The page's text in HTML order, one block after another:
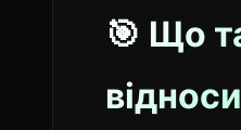
🎯 Що